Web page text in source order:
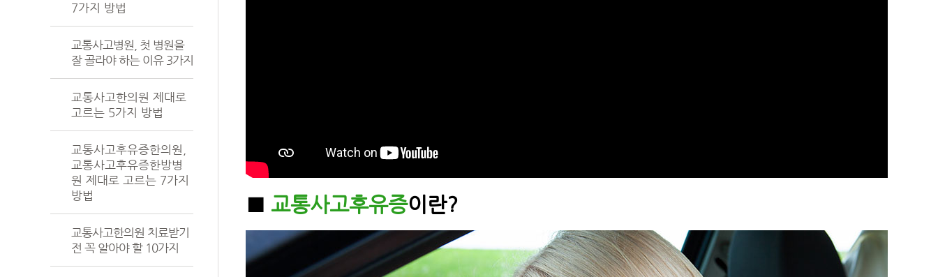
7가지 방법
교통사고병원, 첫 병원을
잘 골라야 하는 이유 3가지
교통사고한의원 제대로
고르는 5가지 방법
교통사고후유증한의원,
교통사고후유증한방병
원 제대로 고르는 7가지
방법
교통사고한의원 치료받기
전 꼭 알아야 할 10가지
■ 교통사고후유증이란?